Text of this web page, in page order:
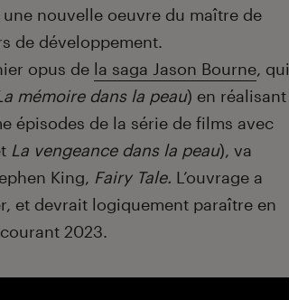
une nouvelle oeuvre du maître de
de développement.
opus de la saga Jason Bourne, qui
mémoire dans la peau) en réalisant
épisodes de la série de films avec
La vengeance dans la peau), va
King, Fairy Tale. L’ouvrage a
et devrait logiquement paraître en
2023.